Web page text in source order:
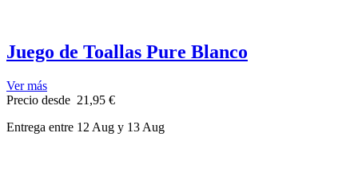
Juego de Toallas Pure Blanco
Ver más
Precio desde 21,95 €
Entrega entre 12 Aug y 13 Aug